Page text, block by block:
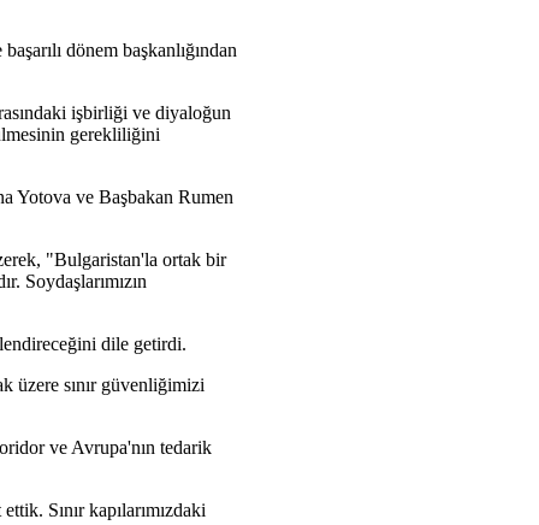
dönem başkanlığından
işbirliği ve diyaloğun
gerekliliğini
Yotova ve Başbakan Rumen
"Bulgaristan'la ortak bir
Soydaşlarımızın
dile getirdi.
üzere sınır güvenliğimizi
ve Avrupa'nın tedarik
Sınır kapılarımızdaki